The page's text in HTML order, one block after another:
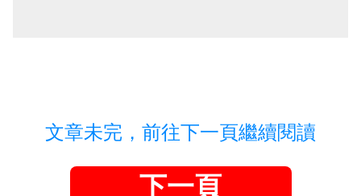
文章未完，前往下一頁繼續閱讀
下一頁